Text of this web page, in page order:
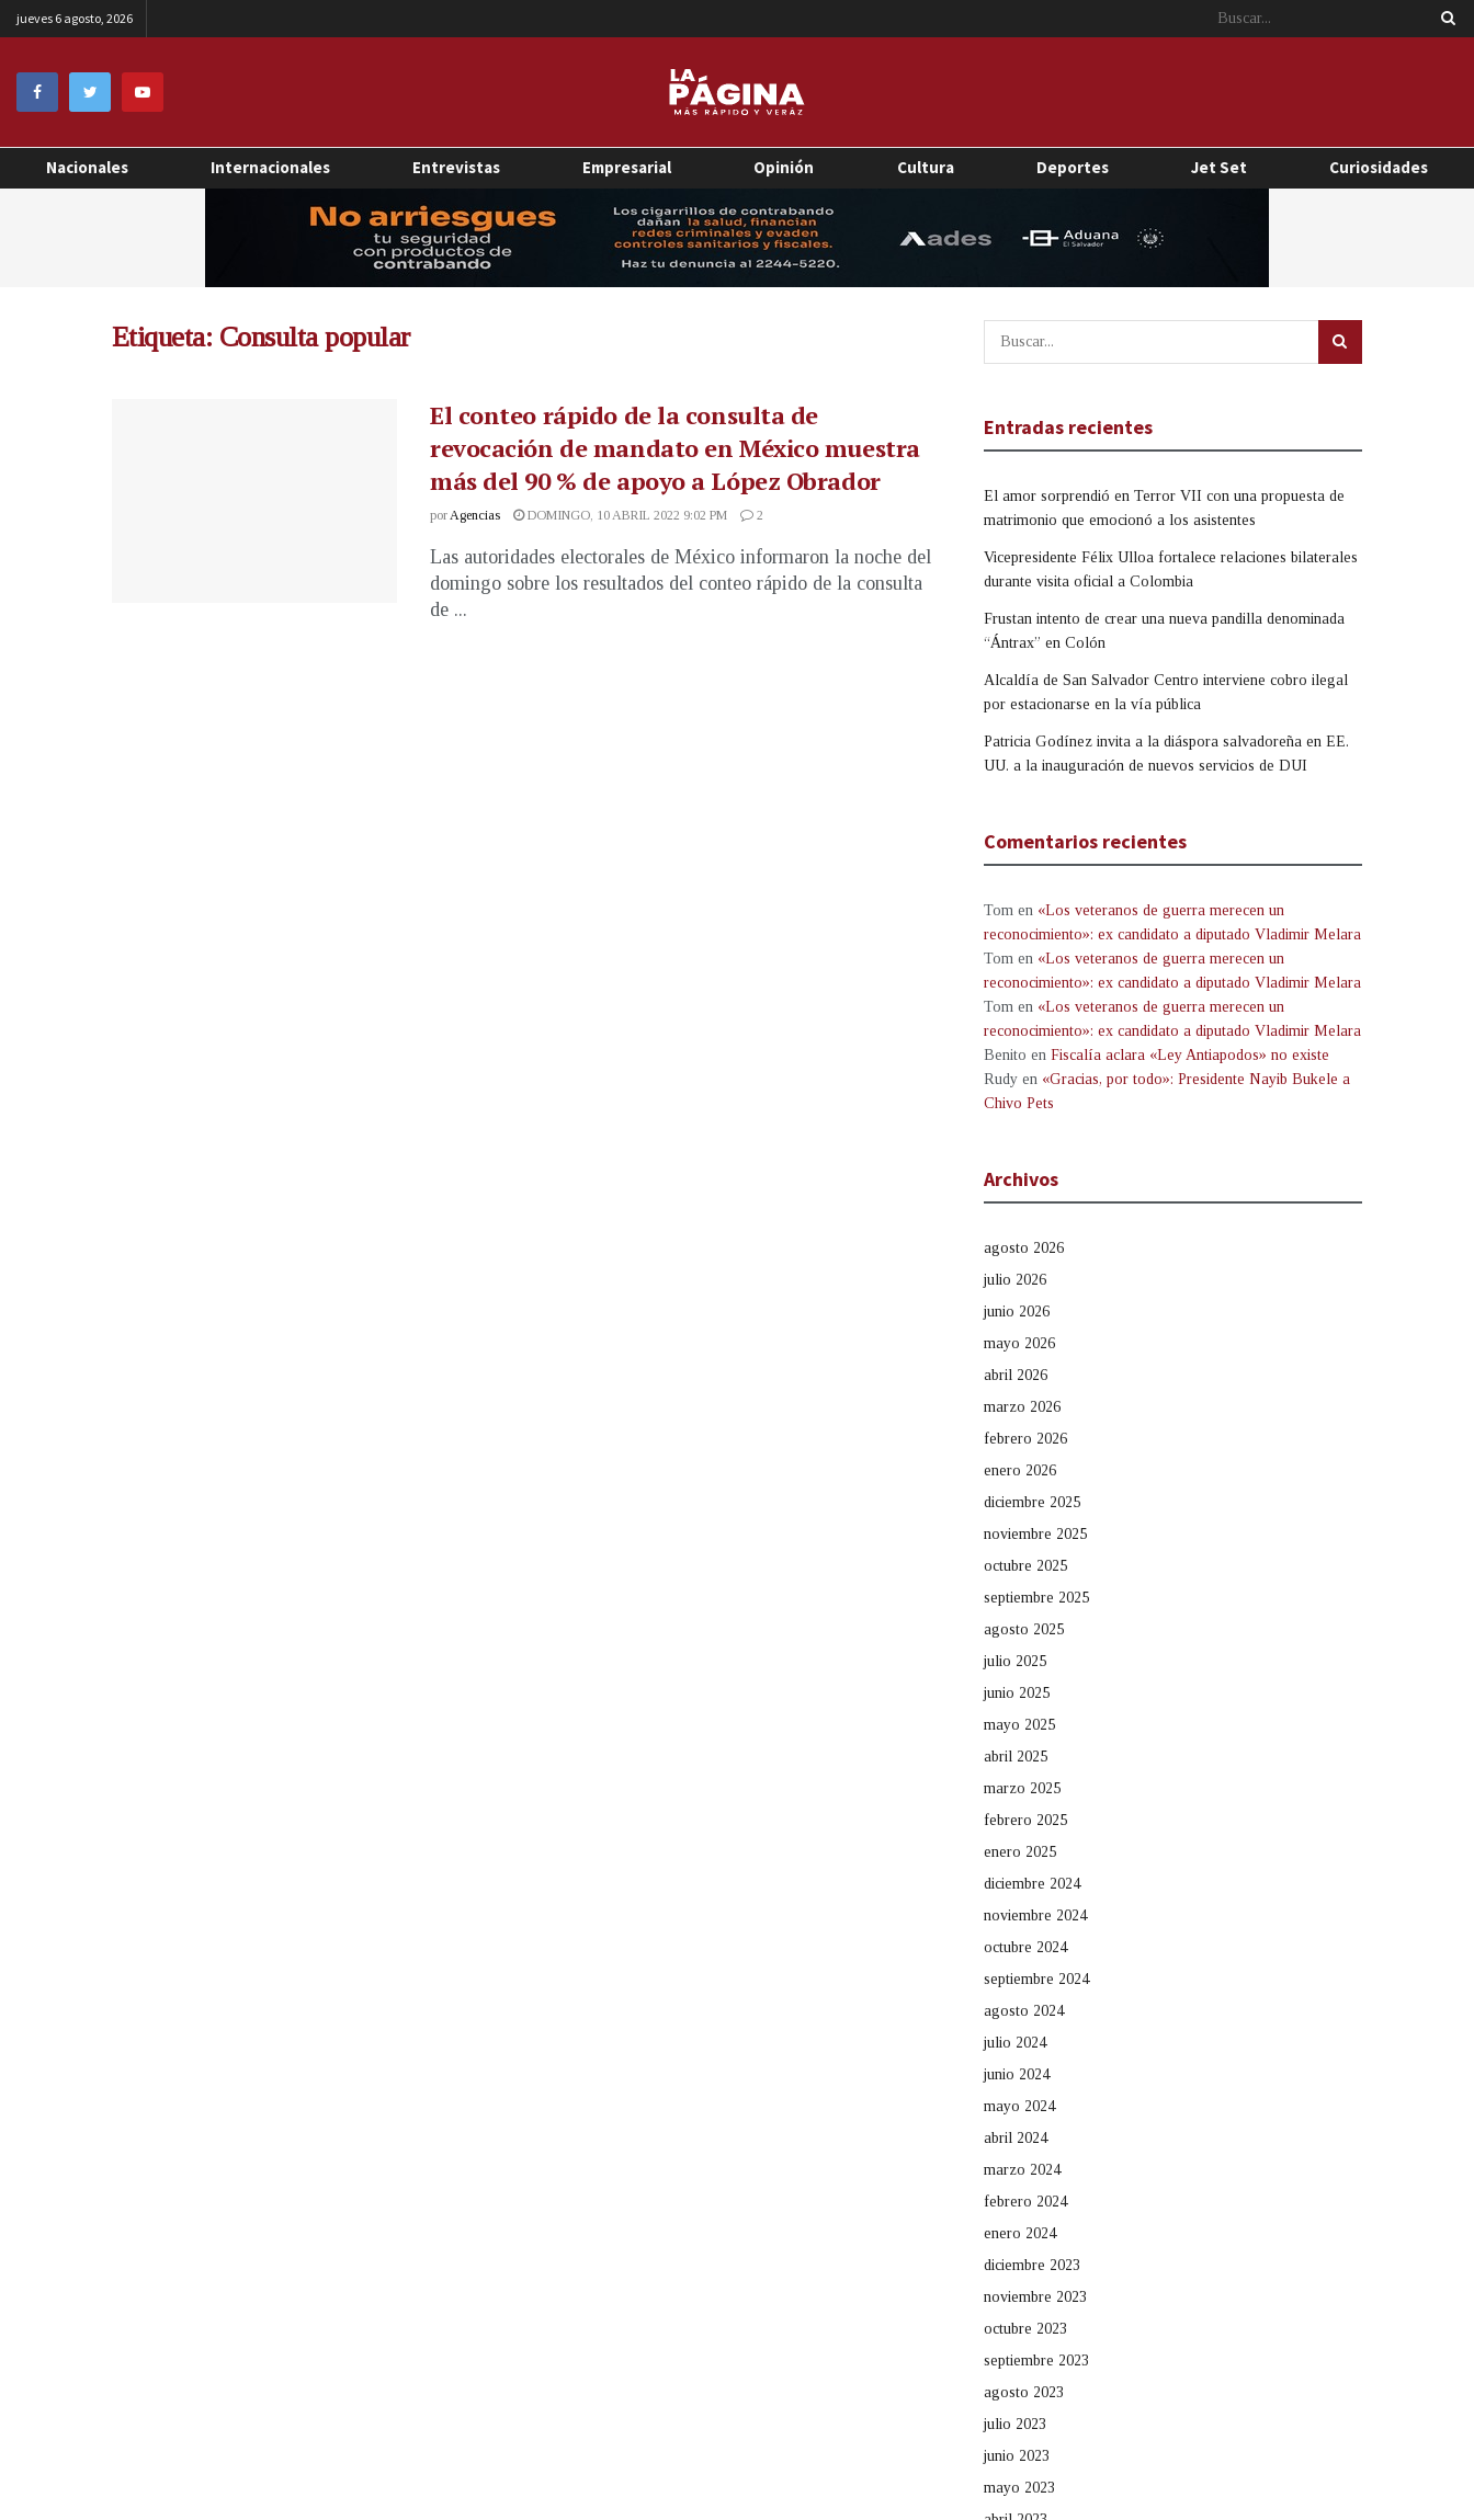
jueves 6 agosto, 2026
Nacionales Internacionales Entrevistas Empresarial Opinión Cultura Deportes Jet Set Curiosidades
Etiqueta: Consulta popular
El conteo rápido de la consulta de
revocación de mandato en México muestra
más del 90 % de apoyo a López Obrador
porAgencias DOMINGO, 10 ABRIL 2022 9:02 PM 2
Las autoridades electorales de México informaron la noche del
domingo sobre los resultados del conteo rápido de la consulta
de ...
Entradas recientes
El amor sorprendió en Terror VII con una propuesta de
matrimonio que emocionó a los asistentes
Vicepresidente Félix Ulloa fortalece relaciones bilaterales
durante visita oficial a Colombia
Frustan intento de crear una nueva pandilla denominada
“Ántrax” en Colón
Alcaldía de San Salvador Centro interviene cobro ilegal
por estacionarse en la vía pública
Patricia Godínez invita a la diáspora salvadoreña en EE.
UU. a la inauguración de nuevos servicios de DUI
Comentarios recientes
Tom en «Los veteranos de guerra merecen un
reconocimiento»: ex candidato a diputado Vladimir Melara
Tom en «Los veteranos de guerra merecen un
reconocimiento»: ex candidato a diputado Vladimir Melara
Tom en «Los veteranos de guerra merecen un
reconocimiento»: ex candidato a diputado Vladimir Melara
Benito en Fiscalía aclara «Ley Antiapodos» no existe
Rudy en «Gracias, por todo»: Presidente Nayib Bukele a
Chivo Pets
Archivos
agosto 2026
julio 2026
junio 2026
mayo 2026
abril 2026
marzo 2026
febrero 2026
enero 2026
diciembre 2025
noviembre 2025
octubre 2025
septiembre 2025
agosto 2025
julio 2025
junio 2025
mayo 2025
abril 2025
marzo 2025
febrero 2025
enero 2025
diciembre 2024
noviembre 2024
octubre 2024
septiembre 2024
agosto 2024
julio 2024
junio 2024
mayo 2024
abril 2024
marzo 2024
febrero 2024
enero 2024
diciembre 2023
noviembre 2023
octubre 2023
septiembre 2023
agosto 2023
julio 2023
junio 2023
mayo 2023